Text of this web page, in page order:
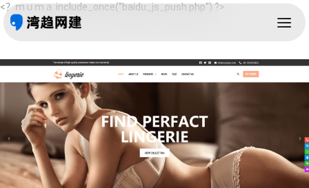
<？ｍｕｍａ include_once("baidu_js_push.php") ?>